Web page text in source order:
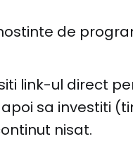
de
link-ul direct
sa investiti
nisat.